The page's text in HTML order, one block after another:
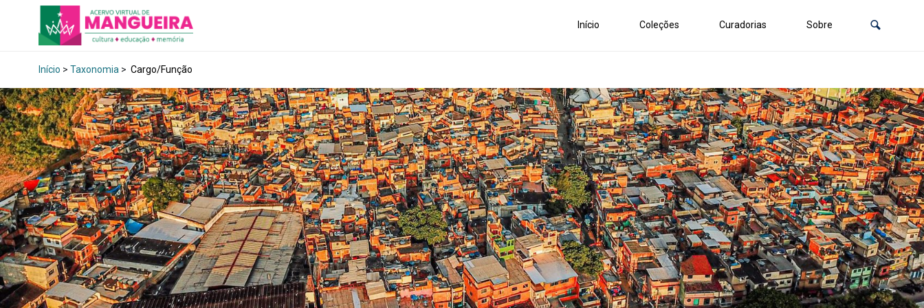
Início Coleções Curadorias Sobre
Início > Taxonomia > Cargo/Função